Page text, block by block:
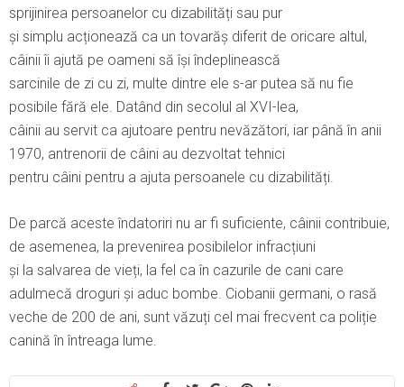
sprijinirea persoanelor cu dizabilități sau pur
și simplu acționează ca un tovarăș diferit de oricare altul,
câinii îi ajută pe oameni să își îndeplinească
sarcinile de zi cu zi, multe dintre ele s-ar putea să nu fie
posibile fără ele. Datând din secolul al XVI-lea,
câinii au servit ca ajutoare pentru nevăzători, iar până în anii
1970, antrenorii de câini au dezvoltat tehnici
pentru câini pentru a ajuta persoanele cu dizabilități.
De parcă aceste îndatoriri nu ar fi suficiente, câinii contribuie,
de asemenea, la prevenirea posibilelor infracțiuni
și la salvarea de vieți, la fel ca în cazurile de cani care
adulmecă droguri și aduc bombe. Ciobanii germani, o rasă
veche de 200 de ani, sunt văzuți cel mai frecvent ca poliție
canină în întreaga lume.